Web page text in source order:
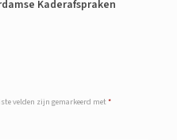
Kaderafspraken
velden zijn gemarkeerd met*